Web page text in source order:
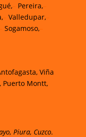
– Pereira,–
– Valledupar,–
Sogamoso,–
,Viña
Puerto Montt,
Piura, Cuzco.